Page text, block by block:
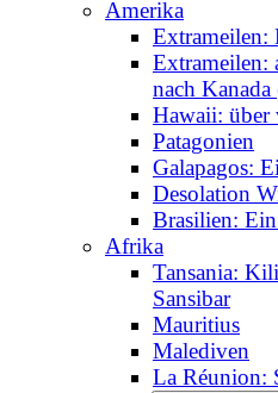
Amerika
Extrameilen:
Extrameilen:
nach
Hawaii: über
Patagonien
Galapagos:
Desolation
Brasilien:
Afrika
Tansania:
Sansibar
Mauritius
Malediven
La Réunion: